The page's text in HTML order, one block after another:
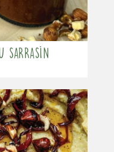
sarrasin